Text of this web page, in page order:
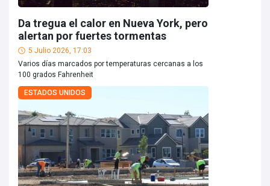
Da tregua el calor en Nueva York, pero
alertan por fuertes tormentas
5 Julio 2026, 17:03
Varios días marcados por temperaturas cercanas a los
100 grados Fahrenheit
ESTADOS UNIDOS